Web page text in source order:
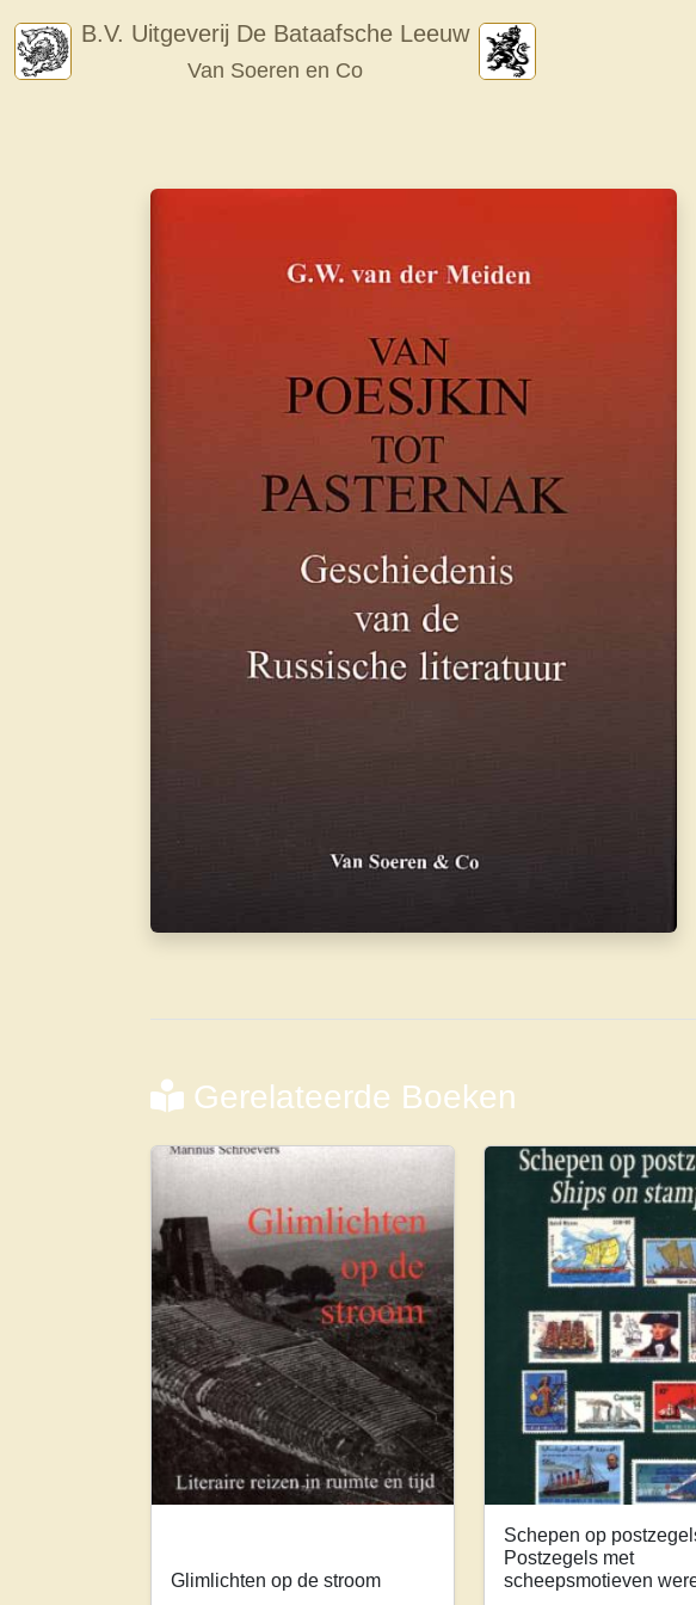
content
B.V. Uitgeverij De Bataafsche Leeuw
Van Soeren en Co
Gerelateerde Boeken
Glimlichten op de stroom
Schepen op
Postzegels met
scheepsmotieven